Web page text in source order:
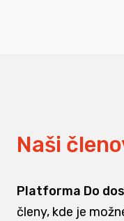
Naši
Platforma Do
členy, kde je